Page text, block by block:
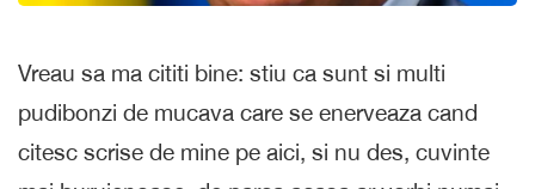
Vreau sa ma cititi bine: stiu ca sunt si multi
pudibonzi de mucava care se enerveaza cand
citesc scrise de mine pe aici, si nu des, cuvinte